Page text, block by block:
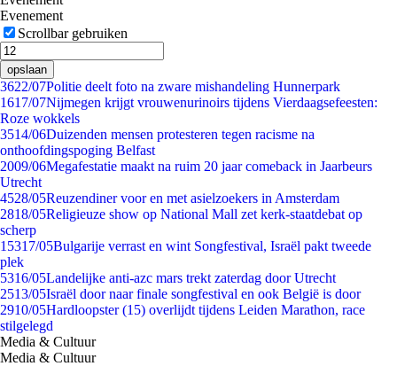
Evenement
Scrollbar gebruiken
opslaan
3622/07Politie deelt foto na zware mishandeling Hunnerpark
1617/07Nijmegen krijgt vrouwenurinoirs tijdens Vierdaagsefeesten:
Roze wokkels
3514/06Duizenden mensen protesteren tegen racisme na
onthoofdingspoging Belfast
2009/06Megafestatie maakt na ruim 20 jaar comeback in Jaarbeurs
Utrecht
4528/05Reuzen­diner voor en met asielzoekers in Amsterdam
2818/05Religieuze show op National Mall zet kerk-staatdebat op
scherp
15317/05Bulgarije verrast en wint Songfestival, Israël pakt tweede
plek
5316/05Landelijke anti-azc mars trekt zaterdag door Utrecht
2513/05Israël door naar finale songfestival en ook België is door
2910/05Hardloopster (15) overlijdt tijdens Leiden Marathon, race
stilgelegd
Media & Cultuur
Media & Cultuur